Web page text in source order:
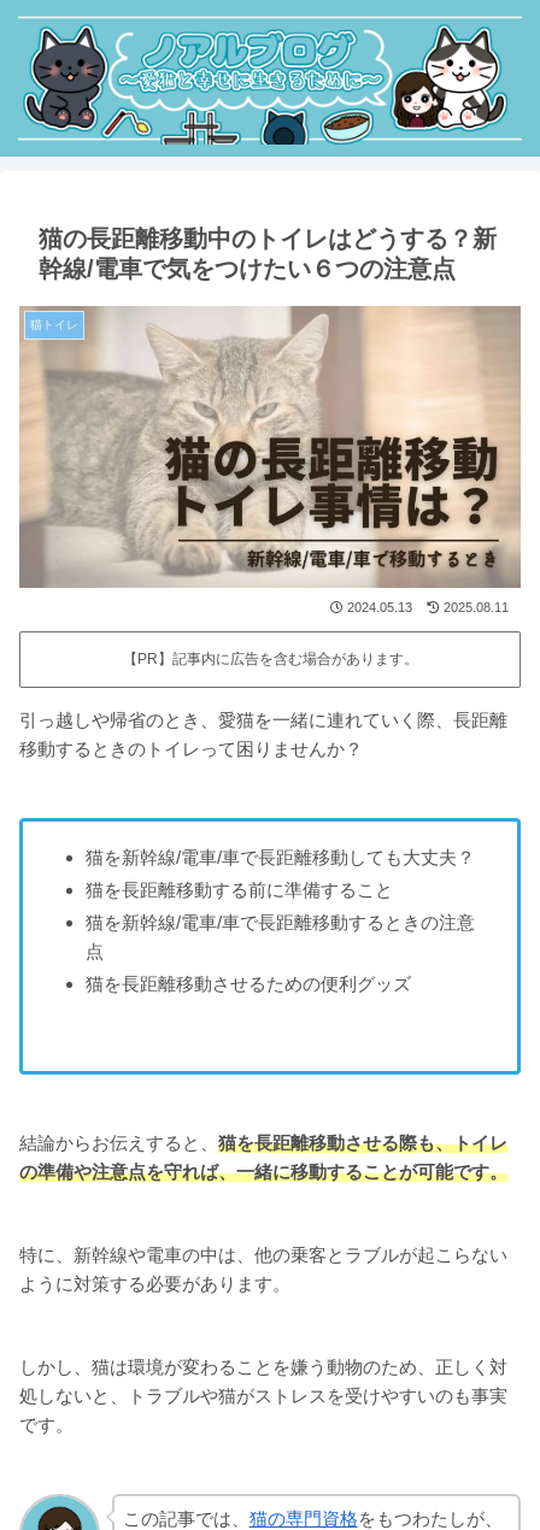
猫の長距離移動中のトイレはどうする？新
幹線/電車で気をつけたい６つの注意点
猫トイレ
2024.05.13 2025.08.11
【PR】記事内に広告を含む場合があります。
引っ越しや帰省のとき、愛猫を一緒に連れていく際、長距離
移動するときのトイレって困りませんか？
猫を新幹線/電車/車で長距離移動しても大丈夫？
猫を長距離移動する前に準備すること
猫を新幹線/電車/車で長距離移動するときの注意
点
猫を長距離移動させるための便利グッズ
結論からお伝えすると、 猫を長距離移動させる際も、トイレ
の準備や注意点を守れば、一緒に移動することが可能です。
特に、新幹線や電車の中は、他の乗客とラブルが起こらない
ように対策する必要があります。
しかし、猫は環境が変わることを嫌う動物のため、正しく対
処しないと、トラブルや猫がストレスを受けやすいのも事実
です。
この記事では、 猫の専門資格をもつわたしが、